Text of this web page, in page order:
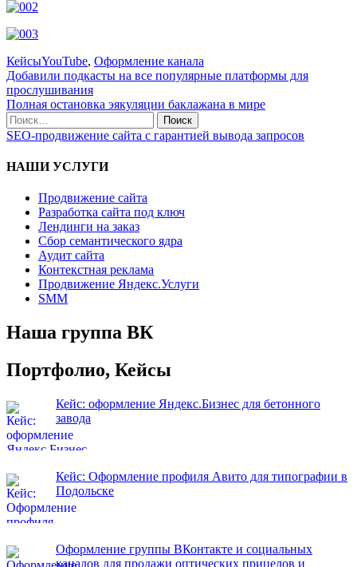
КейсыYouTube, Оформление канала
Добавили подкасты на все популярные платформы для
прослушивания
Полная остановка эякуляции баклажана в мире
SEO-продвижение сайта с гарантией вывода запросов
НАШИ УСЛУГИ
Продвижение сайта
Разработка сайта под ключ
Лендинги на заказ
Сбор семантического ядра
Аудит сайта
Контекстная реклама
Продвижение Яндекс.Услуги
SMM
Наша группа ВК
Портфолио, Кейсы
Кейс: оформление Яндекс.Бизнес для бетонного
завода
Кейс: Оформление профиля Авито для типографии в
Подольске
Оформление группы ВКонтакте и социальных
каналов для продажи оптических прицелов и